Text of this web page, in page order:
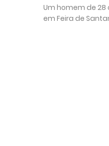
Um homem de
em Feira de